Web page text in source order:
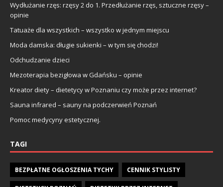
Wydłużanie rzęs: rzęsy 2 do 1. Przedłużanie rzęs, sztuczne rzęsy –
opinie
Tatuaże dla wszystkich – wszystko w jednym miejscu
Moda damska: długie sukienki – w tym się chodzi!
Odchudzanie dzieci
Mezoterapia bezigłowa w Gdańsku – opinie
Kreator diety – dietetycy w Poznaniu czy może przez internet?
Sauna infrared – sauny na podczerwień Poznań
Pomoc medycyny estetycznej.
TAGI
BEZPŁATNE OGŁOSZENIA TYCHY CENNIK STYLISTY